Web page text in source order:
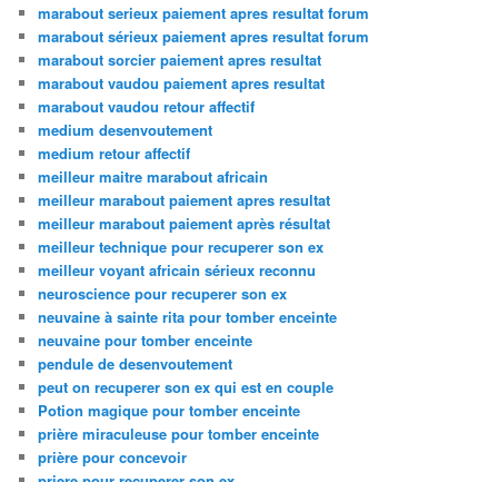
marabout serieux paiement apres resultat forum
marabout sérieux paiement apres resultat forum
marabout sorcier paiement apres resultat
marabout vaudou paiement apres resultat
marabout vaudou retour affectif
medium desenvoutement
medium retour affectif
meilleur maitre marabout africain
meilleur marabout paiement apres resultat
meilleur marabout paiement après résultat
meilleur technique pour recuperer son ex
meilleur voyant africain sérieux reconnu
neuroscience pour recuperer son ex
neuvaine à sainte rita pour tomber enceinte
neuvaine pour tomber enceinte
pendule de desenvoutement
peut on recuperer son ex qui est en couple
Potion magique pour tomber enceinte
prière miraculeuse pour tomber enceinte
prière pour concevoir